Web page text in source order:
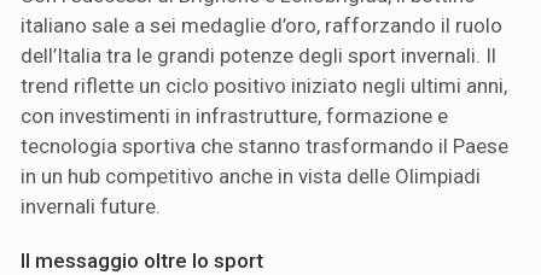
italiano sale a sei medaglie d’oro, rafforzando il ruolo
dell’Italia tra le grandi potenze degli sport invernali. Il
trend riflette un ciclo positivo iniziato negli ultimi anni,
con investimenti in infrastrutture, formazione e
tecnologia sportiva che stanno trasformando il Paese
in un hub competitivo anche in vista delle Olimpiadi
invernali future.
Il messaggio oltre lo sport